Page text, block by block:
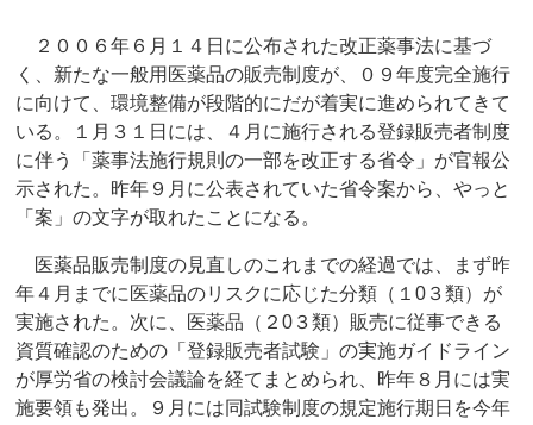
２００６年６月１４日に公布された改正薬事法に基づ
く、新たな一般用医薬品の販売制度が、０９年度完全施行
に向けて、環境整備が段階的にだが着実に進められてきて
いる。１月３１日には、４月に施行される登録販売者制度
に伴う「薬事法施行規則の一部を改正する省令」が官報公
示された。昨年９月に公表されていた省令案から、やっと
「案」の文字が取れたことになる。
医薬品販売制度の見直しのこれまでの経過では、まず昨
年４月までに医薬品のリスクに応じた分類（１0３類）が
実施された。次に、医薬品（２0３類）販売に従事できる
資質確認のための「登録販売者試験」の実施ガイドライン
が厚労省の検討会議論を経てまとめられ、昨年８月には実
施要領も発出。９月には同試験制度の規定施行期日を今年